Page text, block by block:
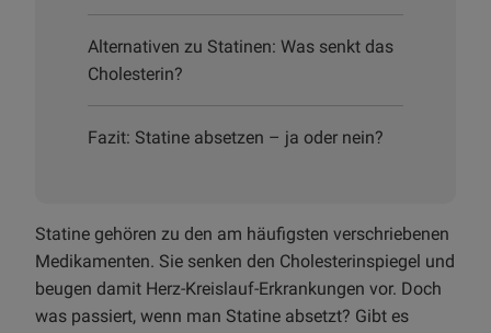
Alternativen zu Statinen: Was senkt das
Cholesterin?
Fazit: Statine absetzen – ja oder nein?
Statine gehören zu den am häufigsten verschriebenen
Medikamenten. Sie senken den Cholesterinspiegel und
beugen damit Herz-Kreislauf-Erkrankungen vor. Doch
was passiert, wenn man Statine absetzt? Gibt es